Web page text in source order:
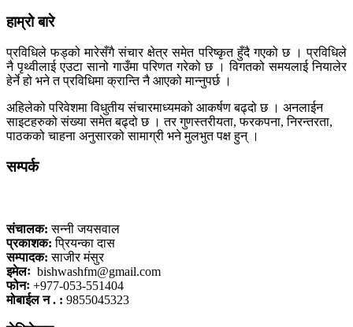
हाम्रो बारे
प्रविधिले फड्को मारेसँगै संचार क्षेत्र समेत परिष्कृत हुँदै गएको छ । प्रविधिले
नै पृथ्वीलाई एउटा सानो गाउँमा परिणत गरेको छ । विगतको समयलाई नियालेर
हेर्ने हो भने त प्रविधिमा क्रान्ति नै आएको मान्नुपर्छ ।
अहिलेको परिवेशमा विधुतीय संचारमाध्यमको आकर्षण बढ्दो छ । अनलाईन
साइटहरुको संख्या समेत बढ्दो छ । तर गुणस्तरीयता, फरकपना, निरन्तरता,
पाठकको चाहना अनुसारको सामाग्री भने मुलभुत पक्ष हुन् ।
सम्पर्क
संचालक: सन्नी जयसवाल
प्रकाशक: प्रियन्का दास
सम्पादक: साजीर मंसुर
इमेलः bishwashfm@gmail.com
फोनः +977-053-551404
मोबाईल न . : 9855045323